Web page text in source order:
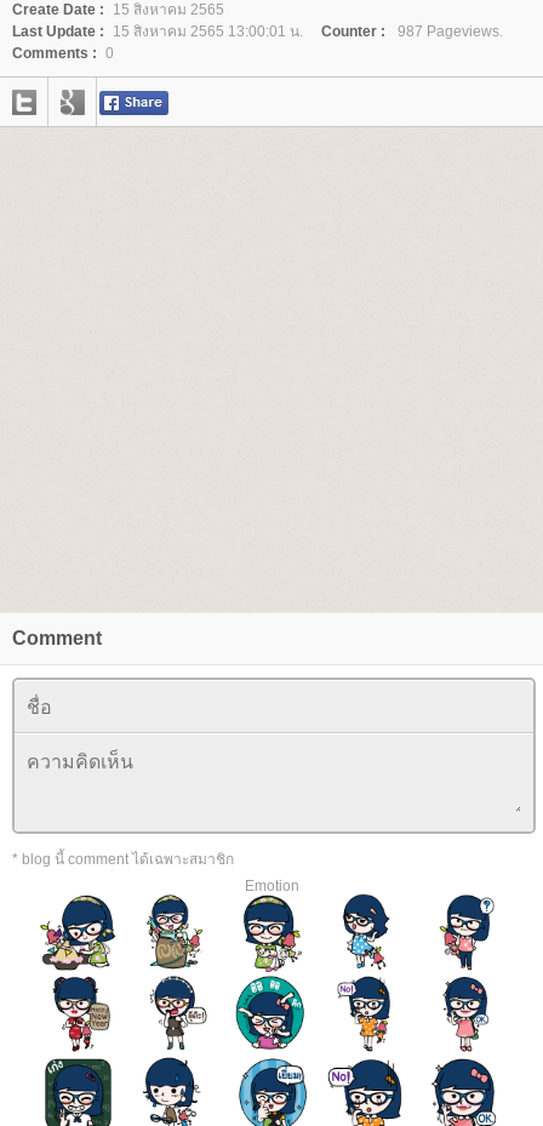
Create Date :
15 สิงหาคม 2565
Last Update :
15 สิงหาคม 2565 13:00:01 น. Counter :
987 Pageviews.
Comments : 0
Comment
* blog นี้ comment ได้เฉพาะสมาชิก
Emotion